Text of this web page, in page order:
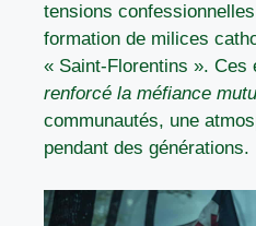
tensions
formation de milices
« Saint-Florentins ». Ces
renforcé la méfiance
communautés, une
pendant des générations.